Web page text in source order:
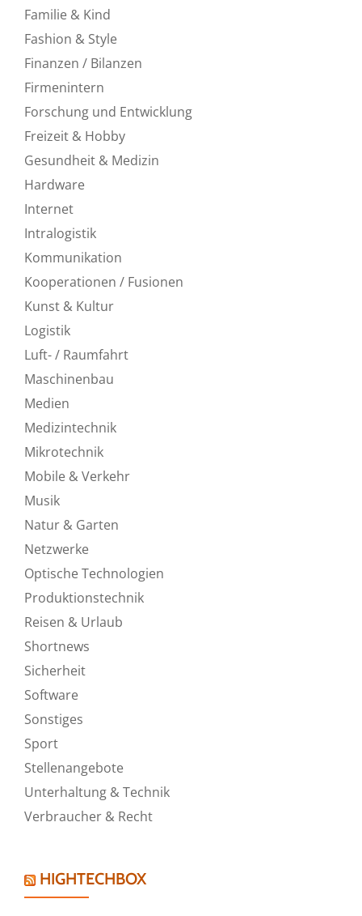
Familie & Kind
Fashion & Style
Finanzen / Bilanzen
Firmenintern
Forschung und Entwicklung
Freizeit & Hobby
Gesundheit & Medizin
Hardware
Internet
Intralogistik
Kommunikation
Kooperationen / Fusionen
Kunst & Kultur
Logistik
Luft- / Raumfahrt
Maschinenbau
Medien
Medizintechnik
Mikrotechnik
Mobile & Verkehr
Musik
Natur & Garten
Netzwerke
Optische Technologien
Produktionstechnik
Reisen & Urlaub
Shortnews
Sicherheit
Software
Sonstiges
Sport
Stellenangebote
Unterhaltung & Technik
Verbraucher & Recht
HIGHTECHBOX